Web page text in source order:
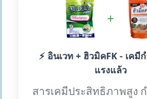
+
⚡ อินเวท + ฮิวมิคFK - เคมี
แรงแล้ว
สารเคมีประสิทธิภาพสูง